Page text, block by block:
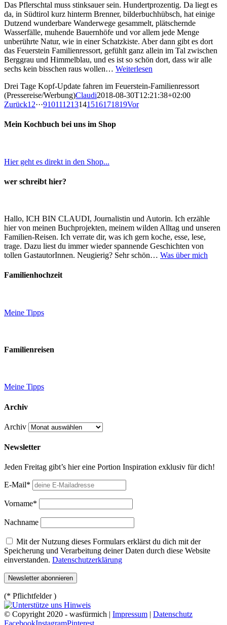
Das Pflerschtal muss stinksauer sein. Hundertprozentig. Da liegt es
da, in Südtirol kurz hinterm Brenner, bilderbuchhübsch, hat einige
Dutzend wunderbare Wanderwege gesammelt, plätschernde
Wasserfälle, muhende Bauernhöfe und vor allem jede Menge
unberührte Natur, wie in einer Schatzkiste. Aber dann gibt es dort
das Feuerstein Familienressort, gefühlt ganz allein im Tal zwischen
Berggrau und Himmelblau, und es ist so schön dort, dass wir alle
sechs kein bisschen raus wollen… Weiterlesen
Drei Tage Kopf-Update fahren im Feuerstein-Familienressort
(Pressereise/Werbung)Claudi2018-08-30T12:21:38+02:00
Zurück1 2···910111213141516171819Vor
Mein Kochbuch bei uns im Shop
Hier geht es direkt in den Shop...
wer schreibt hier?
Hallo, ICH BIN CLAUDI, Journalistin und Autorin. Ich erzähle
hier von meinen Buchprojekten, meinem wilden Alltag und unseren
Familien-Reisen. Ich verrate dir, was ich gern koche, esse, lese,
trage. Dazu liest du immer wieder spannende Geschichten von
tollen GastautorInnen. Neugierig? Sehr schön… Was über mich
Familienhochzeit
Meine Tipps
Familienreisen
Meine Tipps
Archiv
Archiv
Newsletter
Jeden Freitag gibt’s hier eine Portion Inspiration exklusiv für dich!
E-Mail*
Vorname*
Nachname
Mit der Nutzung dieses Formulars erklärst du dich mit der
Speicherung und Verarbeitung deiner Daten durch diese Website
einverstanden. Datenschutzerklärung
(* Pflichtfelder )
© Copyright 2020 - wasfürmich | Impressum | Datenschutz